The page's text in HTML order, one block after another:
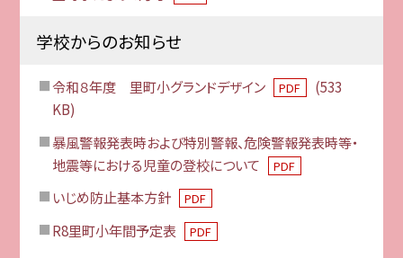
学校からのお知らせ
令和８年度 里町小グランドデザイン PDF
(533
KB)
暴風警報発表時および特別警報、危険警報発表時等・
地震等における児童の登校について
PDF
いじめ防止基本方針 PDF
R8里町小年間予定表 PDF